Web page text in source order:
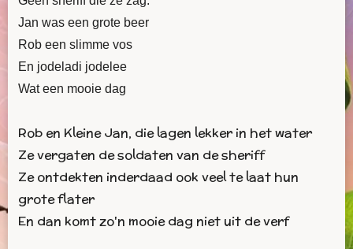
Jan was een grote beer
Rob een slimme vos
En jodeladi jodelee
Wat een mooie dag
Rob en Kleine Jan, die lagen lekker in het water
Ze vergaten de soldaten van de sheriff
Ze ontdekten inderdaad ook veel te laat hun
grote flater
En dan komt zo'n mooie dag niet uit de verf